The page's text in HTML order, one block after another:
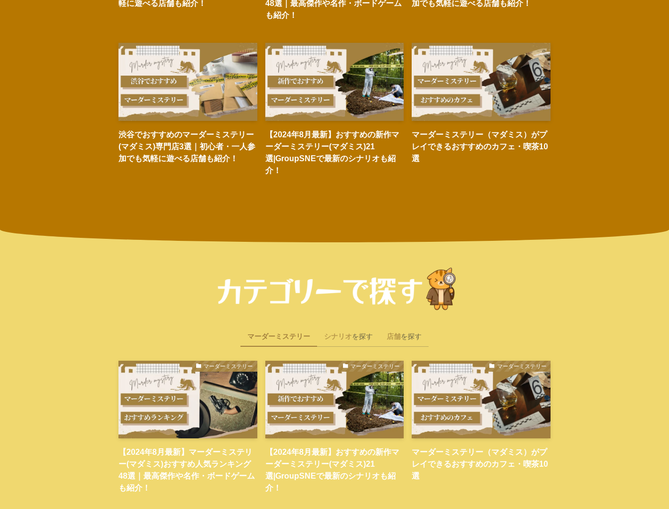
軽に遊べる店舗も紹介！
48選｜最高傑作や名作・ボードゲーム
も紹介！
加でも気軽に遊べる店舗も紹介！
渋谷でおすすめのマーダーミステリー
(マダミス)専門店3選｜初心者・一人参
加でも気軽に遊べる店舗も紹介！
【2024年8月最新】おすすめの新作マ
ーダーミステリー(マダミス)21
選|GroupSNEで最新のシナリオも紹
介！
マーダーミステリー（マダミス）がプ
レイできるおすすめのカフェ・喫茶10
選
マーダーミステリー シナリオを探す 店舗を探す
マーダーミステリー
【2024年8月最新】マーダーミステリ
ー(マダミス)おすすめ人気ランキング
48選｜最高傑作や名作・ボードゲーム
も紹介！
マーダーミステリー
【2024年8月最新】おすすめの新作マ
ーダーミステリー(マダミス)21
選|GroupSNEで最新のシナリオも紹
介！
マーダーミステリー
マーダーミステリー（マダミス）がプ
レイできるおすすめのカフェ・喫茶10
選